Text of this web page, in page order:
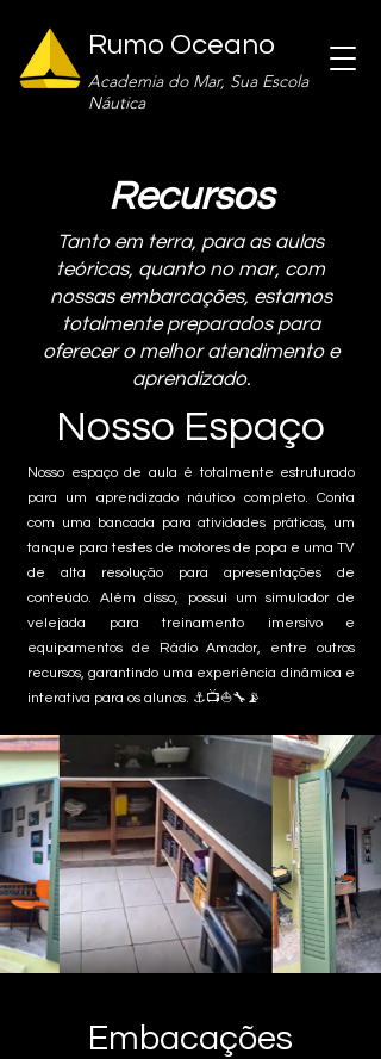
Rumo Oceano
Academia do Mar, Sua Escola
Náutica
Recursos
Tanto em terra, para as aulas
teóricas, quanto no mar, com
nossas embarcações, estamos
totalmente preparados para
oferecer o melhor atendimento e
aprendizado.
Nosso Espaço
Nosso espaço de aula é totalmente estruturado
para um aprendizado náutico completo. Conta
com uma bancada para atividades práticas, um
tanque para testes de motores de popa e uma TV
de alta resolução para apresentações de
conteúdo. Além disso, possui um simulador de
velejada para treinamento imersivo e
equipamentos de Rádio Amador, entre outros
recursos, garantindo uma experiência dinâmica e
interativa para os alunos. ⚓📺⛵🔧📡
Embacações